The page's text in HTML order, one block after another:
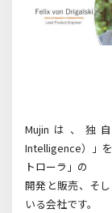
Mujinは、独
Intelligence）」
トローラ」の
開発と販売、そ
いる会社です。